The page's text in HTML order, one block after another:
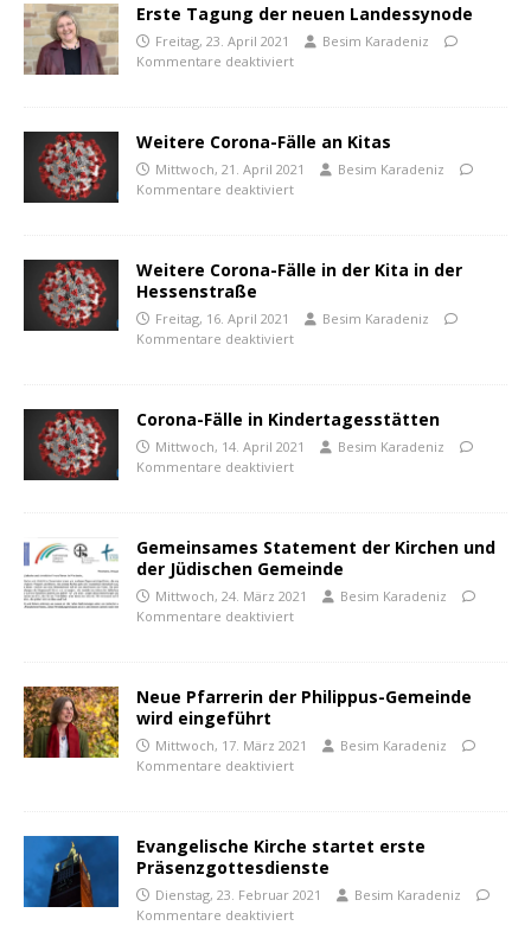
Erste Tagung der neuen Landessynode
Freitag, 23. April 2021
Besim Karadeniz
Kommentare deaktiviert
Weitere Corona-Fälle an Kitas
Mittwoch, 21. April 2021
Besim Karadeniz
Kommentare deaktiviert
Weitere Corona-Fälle in der Kita in der
Hessenstraße
Freitag, 16. April 2021
Besim Karadeniz
Kommentare deaktiviert
Corona-Fälle in Kindertagesstätten
Mittwoch, 14. April 2021
Besim Karadeniz
Kommentare deaktiviert
Gemeinsames Statement der Kirchen und
der Jüdischen Gemeinde
Mittwoch, 24. März 2021
Besim Karadeniz
Kommentare deaktiviert
Neue Pfarrerin der Philippus-Gemeinde
wird eingeführt
Mittwoch, 17. März 2021
Besim Karadeniz
Kommentare deaktiviert
Evangelische Kirche startet erste
Präsenzgottesdienste
Dienstag, 23. Februar 2021
Besim Karadeniz
Kommentare deaktiviert